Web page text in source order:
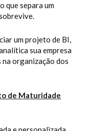
que separa um
um projeto de BI,
sua empresa
organização dos
de Maturidade